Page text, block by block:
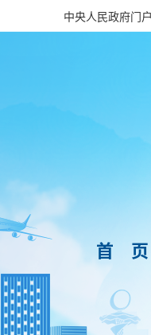
中央人民政府门
首 页